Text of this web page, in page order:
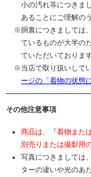
小の汚れ等につきま
あることにご理解の
胴裏につきましては
ているものが大半の
ていただいております
当店で取り扱いして
ージの「着物の状態
その他注意事項
商品は、『着物また
別売りまたは撮影用
写真につきましては
ターの違いや光のあ